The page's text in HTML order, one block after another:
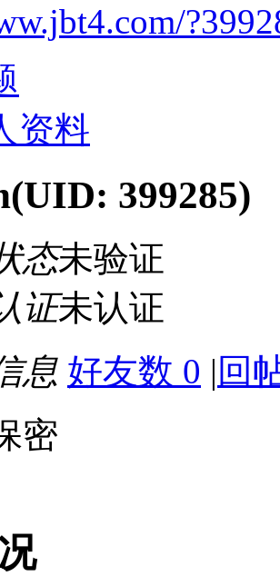
资料
(UID: 399285)
态未验证
证未认证
息 好友数 0 | 回
密